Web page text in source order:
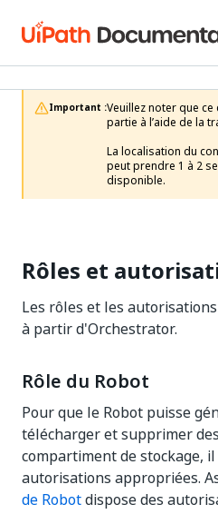
Important :Veuillez noter que
partie à l’aide de la
La localisation du
peut prendre 1 à 2
disponible.
Rôles et
Les rôles et les
à partir d'Orchestrator.
Rôle du Robot
Pour que le Robot puisse
télécharger et supprimer
compartiment de stockage,
autorisations appropriées.
de Robotdispose des